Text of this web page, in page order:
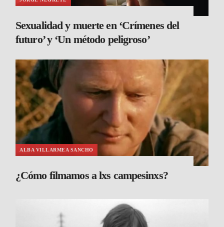
Sexualidad y muerte en ‘Crímenes del
futuro’ y ‘Un método peligroso’
ALBA VILLARMEA SANCHO
¿Cómo filmamos a lxs campesinxs?